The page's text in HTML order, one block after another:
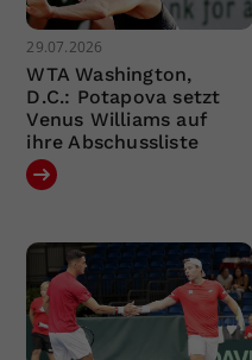
29.07.2026
WTA Washington,
D.C.: Potapova setzt
Venus Williams auf
ihre Abschussliste